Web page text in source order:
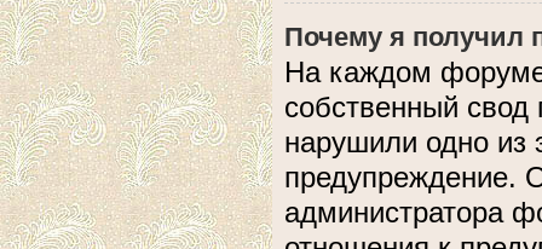
Почему я получил
На каждом
собственный
нарушили одно из
предупреждение.
администратора